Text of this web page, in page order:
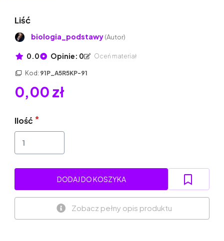
Liść
biologia_podstawy(Autor)
0.0 Opinie: 0 Oceń materiał
Kod: 91P_A5R5KP-91
0,00 zł
Ilość
DODAJ DO KOSZYKA
Zobacz pełny opis produktu